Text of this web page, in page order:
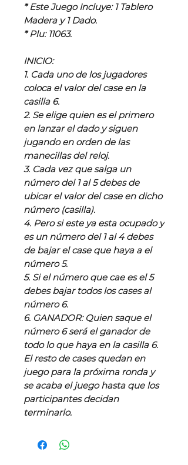
* Este Juego Incluye: 1 Tablero
Madera y 1 Dado.
* Plu: 11063.
INICIO:
1. Cada uno de los jugadores
coloca el valor del case en la
casilla 6.
2. Se elige quien es el primero
en lanzar el dado y siguen
jugando en orden de las
manecillas del reloj.
3. Cada vez que salga un
número del 1 al 5 debes de
ubicar el valor del case en dicho
número (casilla).
4. Pero si este ya esta ocupado y
es un número del 1 al 4 debes
de bajar el case que haya a el
número 5.
5. Si el número que cae es el 5
debes bajar todos los cases al
número 6.
6. GANADOR: Quien saque el
número 6 será el ganador de
todo lo que haya en la casilla 6.
El resto de cases quedan en
juego para la próxima ronda y
se acaba el juego hasta que los
participantes decidan
terminarlo.